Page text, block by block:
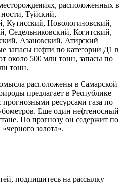
расположенных в
Туйский,
Кутисский, Новологиновский,
Седельниковский, Когитский,
Азановский, Атирский
запасы нефти по категории Д1 в
около 500 млн тонн, запасы по
тонн.
расположены в Самарской
предлагает в Республике
ресурсами газа по
Еще один нефтеносный
По прогнозу он содержит по
золота».
подпишитесь на рассылку